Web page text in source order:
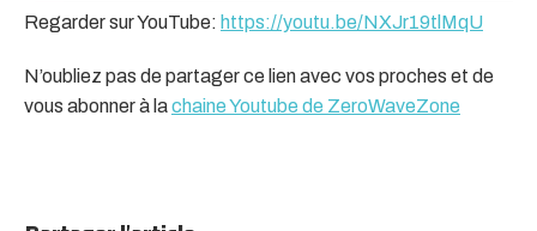
Regarder sur YouTube: https://youtu.be/NXJr19tlMqU
N’oubliez pas de partager ce lien avec vos proches et de
vous abonner à lachaine Youtube de ZeroWaveZone